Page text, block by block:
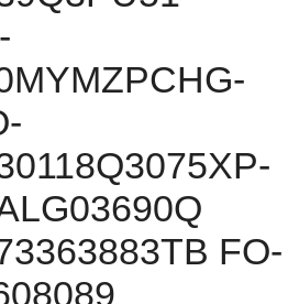
FO-